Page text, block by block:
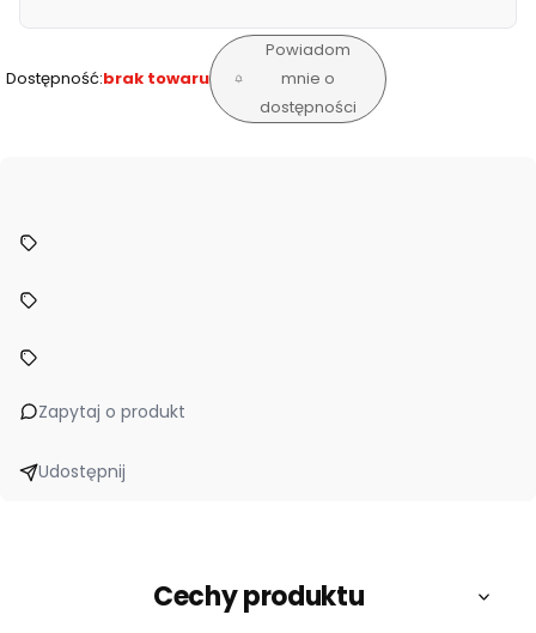
Janod
Dostępność:brak towaru
Powiadom
mnie o
dostępności
Zapytaj o produkt
Udostępnij
Cechy produktu